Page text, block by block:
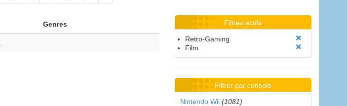
Genres Filtres actifs
Retro-Gaming
Film
Filtrer par console
Nintendo Wii (1081)